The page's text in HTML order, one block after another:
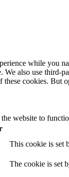
while you
also use third-
cookies.
website to
This cookie is set
The cookie is set